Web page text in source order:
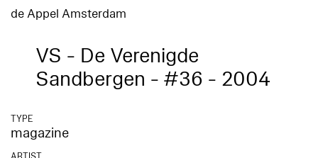
de Appel Amsterdam
VS - De Verenigde
Sandbergen - #36 - 2004
TYPE
magazine